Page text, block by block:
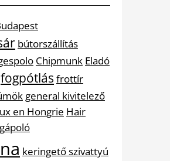
bútorszállítás
Chipmunk Eladó
fogpótlás frottír
general kivitelező
en Hongrie Hair
keringető szivattyú